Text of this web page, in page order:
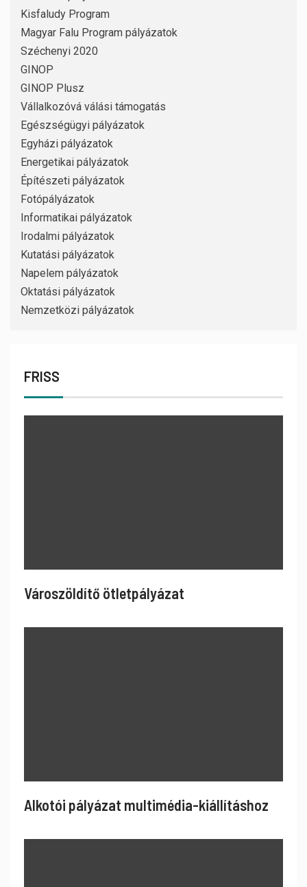
Kisfaludy Program
Magyar Falu Program pályázatok
Széchenyi 2020
GINOP
GINOP Plusz
Vállalkozóvá válási támogatás
Egészségügyi pályázatok
Egyházi pályázatok
Energetikai pályázatok
Építészeti pályázatok
Fotópályázatok
Informatikai pályázatok
Irodalmi pályázatok
Kutatási pályázatok
Napelem pályázatok
Oktatási pályázatok
Nemzetközi pályázatok
FRISS
Városzöldítő ötletpályázat
Alkotói pályázat multimédia-kiállításhoz